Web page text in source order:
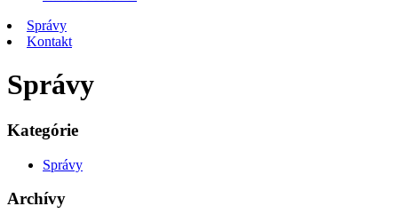
Správy
Kontakt
Správy
Kategórie
Správy
Archívy